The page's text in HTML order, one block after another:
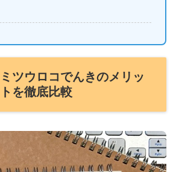
ツウロコでんきのメリッ
を徹底比較